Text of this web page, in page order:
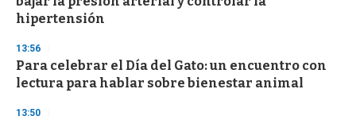
o
n
hipertensión
13:56
Para celebrar el Día del Gato: un encuentro con
lectura para hablar sobre bienestar animal
13:50